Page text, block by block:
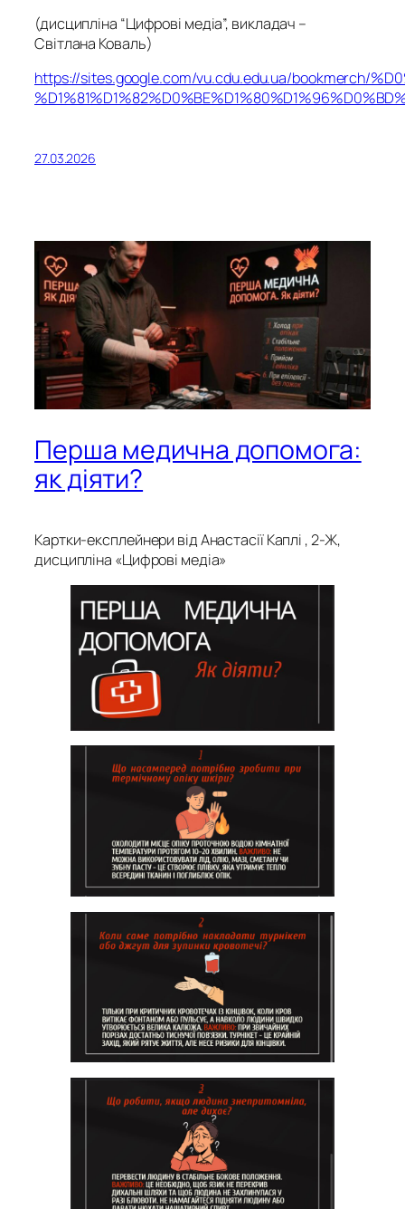
(дисципліна “Цифрові медіа”, викладач –
Світлана Коваль)
https://sites.google.com/vu.cdu.edu.ua/bookmerch/
27.03.2026
Перша медична допомога:
як діяти?
Картки-експлейнери від Анастасії Каплі , 2-Ж,
дисципліна «Цифрові медіа»